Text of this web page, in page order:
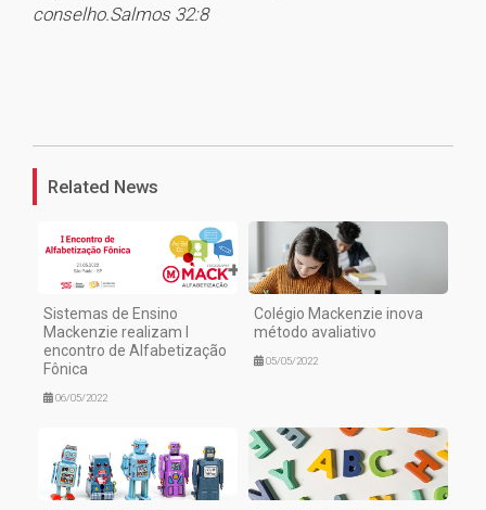
conselho.Salmos 32:8
Related News
Sistemas de Ensino
Mackenzie realizam I
encontro de Alfabetização
Fônica
06/05/2022
Colégio Mackenzie inova
método avaliativo
05/05/2022